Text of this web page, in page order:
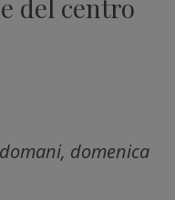
del centro
domenica